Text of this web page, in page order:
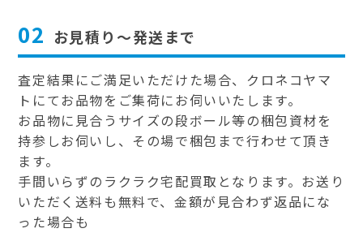
02 お見積り～発送まで
査定結果にご満足いただけた場合、クロネコヤマ
トにてお品物をご集荷にお伺いいたします。
お品物に見合うサイズの段ボール等の梱包資材を
持参しお伺いし、その場で梱包まで行わせて頂き
ます。
手間いらずのラクラク宅配買取となります。お送り
いただく送料も無料で、金額が見合わず返品にな
った場合も